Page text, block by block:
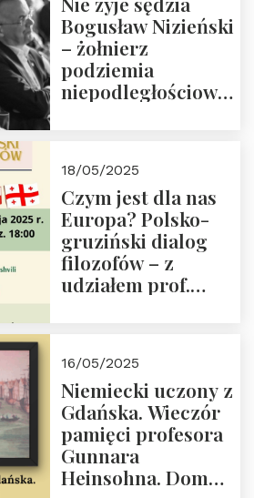
Bogusław Nizieński
– żołnierz
podziemia
niepodległościowego
społeczny, członek
Kapituły Nagrody
im. Prezydenta
Lecha
Kaczyńskiego.
Wielki autorytet.
18/05/2025
Czym jest dla nas
Europa? Polsko-
gruziński dialog
filozofów – z
udziałem prof.
Dom Trójmorza 23
maja 2025 r. godz.
18:00.
16/05/2025
Niemiecki uczony z
Gdańska. Wieczór
pamięci profesora
Gunnara
Heinsohna. Dom